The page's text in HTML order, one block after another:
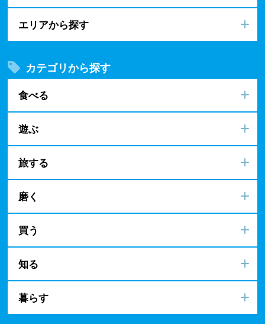
エリアから探す
カテゴリから探す
食べる
遊ぶ
旅する
磨く
買う
知る
暮らす